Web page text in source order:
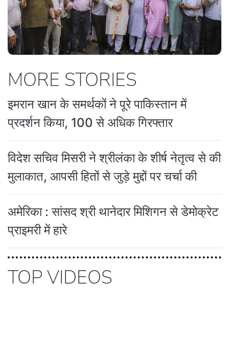
MORE STORIES
इमरान खान के समर्थकों ने पूरे पाकिस्तान में
प्रदर्शन किया, 100 से अधिक गिरफ्तार
विदेश सचिव मिसरी ने श्रीलंका के शीर्ष नेतृत्व से की
मुलाकात, आपसी हितों से जुड़े मुद्दों पर चर्चा की
अमेरिका : सांसद श्री थानेदार मिशिगन से डेमोक्रेट
प्राइमरी में हारे
TOP VIDEOS